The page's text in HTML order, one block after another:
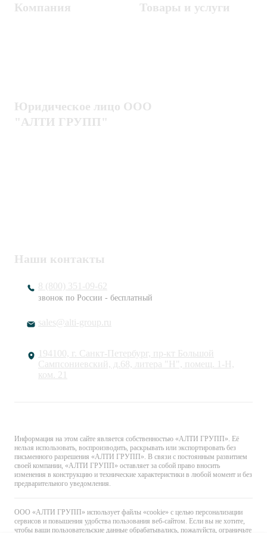
Компания Товары и услуги
Юридическое лицо ООО
"АЛТИ ГРУПП"
Наши контакты
8 (800) 351-09-62
звонок по России - бесплатный
sales@alti-group.ru
194100, г. Санкт-Петербург, пр-кт Большой
Сампсониевский, д.68, литера "Н", помещ. 1-Н,
ком. 21
Информация на этом сайте является собственностью «АЛТИ ГРУПП». Её
нельзя использовать, воспроизводить, раскрывать или экспортировать без
письменного разрешения «АЛТИ ГРУПП». В связи с постоянным развитием
своей компании, «АЛТИ ГРУПП» оставляет за собой право вносить
изменения в конструкцию и технические характеристики в любой момент и без
предварительного уведомления.
ООО «АЛТИ ГРУПП» использует файлы «cookie» с целью персонализации
сервисов и повышения удобства пользования веб-сайтом. Если вы не хотите,
чтобы ваши пользовательские данные обрабатывались, пожалуйста, ограничьте